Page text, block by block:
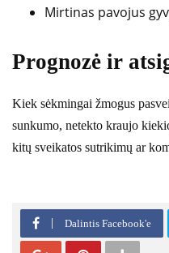
Mirtinas pavojus
Prognozė ir
Kiek sėkmingai žmogus
sunkumo, netekto kraujo
kitų sveikatos sutrikimų ar
Dalintis Facebook'e